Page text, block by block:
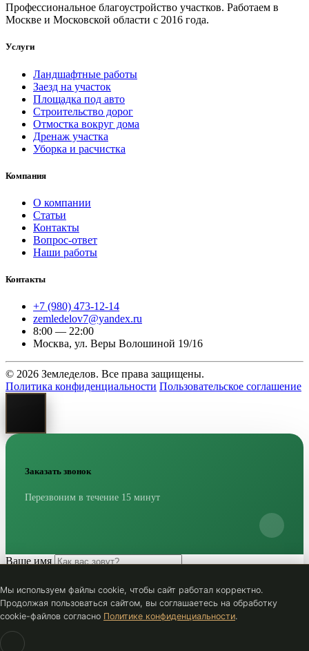
Профессиональное благоустройство участков. Работаем в
Москве и Московской области с 2016 года.
Услуги
Ландшафтные работы
Заезд на участок
Площадка под авто
Строительство дорог
Отмостка вокруг дома
Дренаж участка
Уборка и расчистка
Компания
О компании
Статьи
Контакты
Вопрос-ответ
Наши работы
Контакты
+7 (980) 473-12-14
zemledelov7@yandex.ru
8:00 — 22:00
Москва, ул. Веры Волошиной 19/16
© 2026 Земледелов. Все права защищены.
Политика конфиденциальности Пользовательское соглашение
Мы используем файлы cookie, чтобы сайт работал корректно.
Продолжая пользоваться сайтом, вы соглашаетесь на обработку
cookie-файлов согласно Политике конфиденциальности.
Заказать звонок
Перезвоним в течение 15 минут
Ваше имя
Жду звонка Отправляем...
Нажимая кнопку, вы соглашаетесь с
конфиденциальности